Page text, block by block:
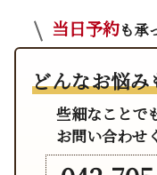
当日予約も承
どんなお悩み
些細なことで
お問い合わせ